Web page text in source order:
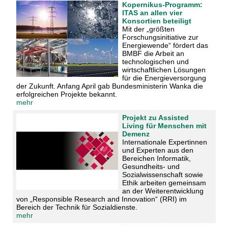
Kopernikus-Programm:
ITAS an allen vier
Konsortien beteiligt
Mit der „größten
Forschungsinitiative zur
Energiewende“ fördert das
BMBF die Arbeit an
technologischen und
wirtschaftlichen Lösungen
für die Energieversorgung
der Zukunft. Anfang April gab Bundesministerin Wanka die
erfolgreichen Projekte bekannt.
mehr
Projekt zu Assisted
Living für Menschen mit
Demenz
Internationale Expertinnen
und Experten aus den
Bereichen Informatik,
Gesundheits- und
Sozialwissenschaft sowie
Ethik arbeiten gemeinsam
an der Weiterentwicklung
von „Responsible Research and Innovation“ (RRI) im
Bereich der Technik für Sozialdienste.
mehr